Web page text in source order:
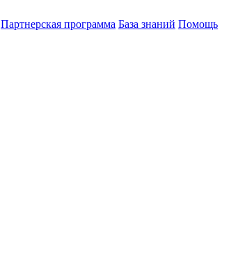
Партнерская программа База знаний Помощь